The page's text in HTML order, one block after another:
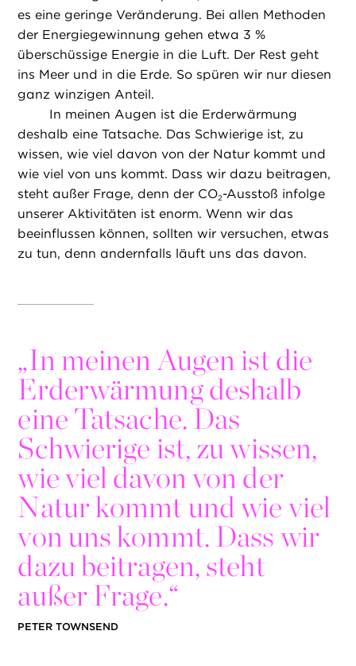
es eine geringe Veränderung. Bei allen Methoden
der Energiegewinnung gehen etwa 3 %
überschüssige Energie in die Luft. Der Rest geht
ins Meer und in die Erde. So spüren wir nur diesen
ganz winzigen Anteil.
In meinen Augen ist die Erderwärmung
deshalb eine Tatsache. Das Schwierige ist, zu
wissen, wie viel davon von der Natur kommt und
wie viel von uns kommt. Dass wir dazu beitragen,
steht außer Frage, denn der CO2-Ausstoß infolge
unserer Aktivitäten ist enorm. Wenn wir das
beeinflussen können, sollten wir versuchen, etwas
zu tun, denn andernfalls läuft uns das davon.
„In meinen Augen ist die
Erderwärmung deshalb
eine Tatsache. Das
Schwierige ist, zu wissen,
wie viel davon von der
Natur kommt und wie viel
von uns kommt. Dass wir
dazu beitragen, steht
außer Frage.“
PETER TOWNSEND